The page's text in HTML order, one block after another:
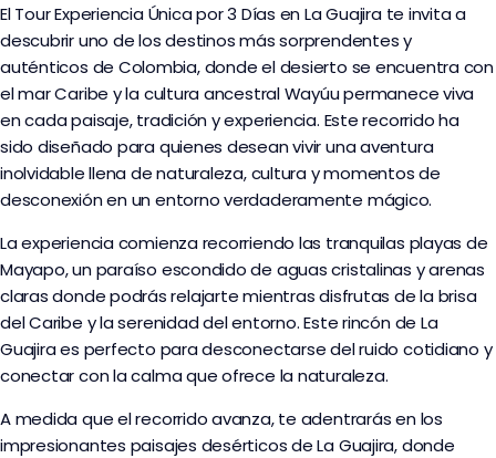
El Tour Experiencia Única por 3 Días en La Guajira te invita a
descubrir uno de los destinos más sorprendentes y
auténticos de Colombia, donde el desierto se encuentra con
el mar Caribe y la cultura ancestral Wayúu permanece viva
en cada paisaje, tradición y experiencia. Este recorrido ha
sido diseñado para quienes desean vivir una aventura
inolvidable llena de naturaleza, cultura y momentos de
desconexión en un entorno verdaderamente mágico.
La experiencia comienza recorriendo las tranquilas playas de
Mayapo, un paraíso escondido de aguas cristalinas y arenas
claras donde podrás relajarte mientras disfrutas de la brisa
del Caribe y la serenidad del entorno. Este rincón de La
Guajira es perfecto para desconectarse del ruido cotidiano y
conectar con la calma que ofrece la naturaleza.
A medida que el recorrido avanza, te adentrarás en los
impresionantes paisajes desérticos de La Guajira, donde